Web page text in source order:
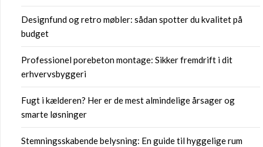
Designfund og retro møbler: sådan spotter du kvalitet på
budget
Professionel porebeton montage: Sikker fremdrift i dit
erhvervsbyggeri
Fugt i kælderen? Her er de mest almindelige årsager og
smarte løsninger
Stemningsskabende belysning: En guide til hyggelige rum